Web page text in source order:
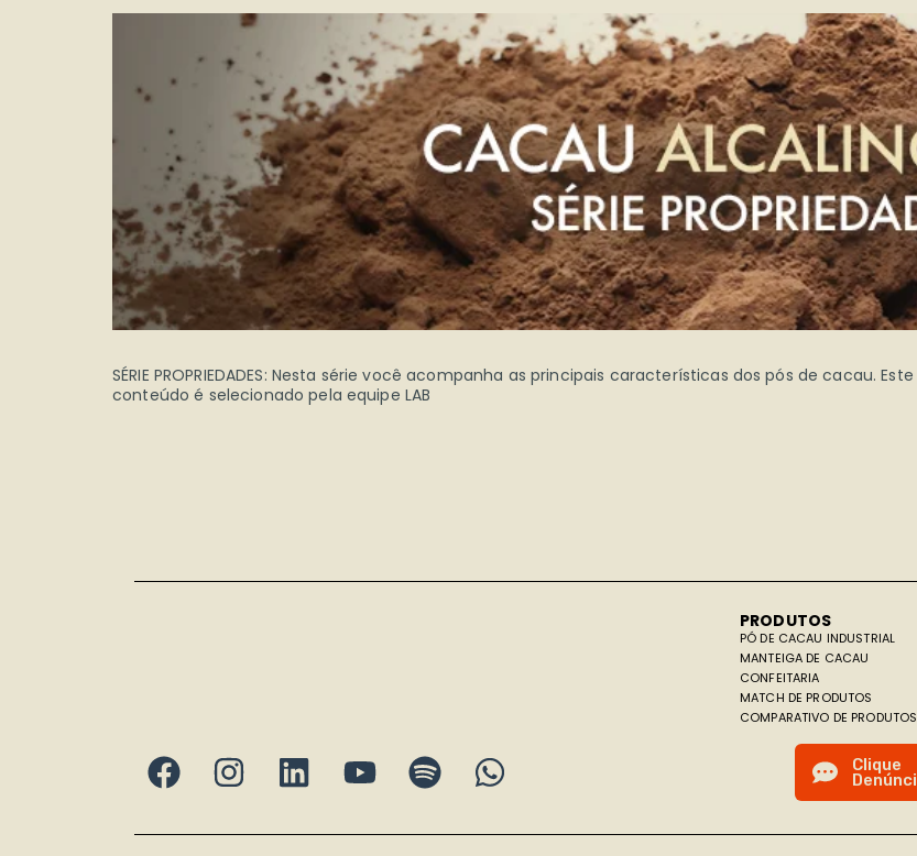
SÉRIE PROPRIEDADES: Nesta série você acompanha as principais características dos pós de cacau. Este
conteúdo é selecionado pela equipe LAB
PRODUTOS
PÓ DE CACAU INDUSTRIAL
MANTEIGA DE CACAU
CONFEITARIA
MATCH DE PRODUTOS
COMPARATIVO DE PRODUTOS
Clique
Denúnci